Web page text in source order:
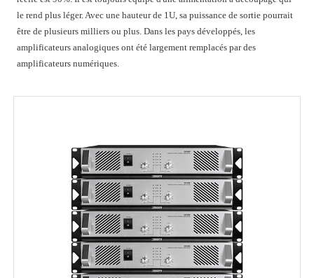
le rend plus léger. Avec une hauteur de 1U, sa puissance de sortie pourrait
être de plusieurs milliers ou plus. Dans les pays développés, les
amplificateurs analogiques ont été largement remplacés par des
amplificateurs numériques.